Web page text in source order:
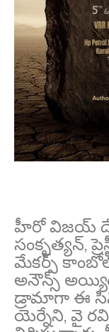
హీరో విజయ్
సంకృత్యన్,
మేకర్స్ కాంబోలో
అనౌన్స్
డ్రామాగా ఈ
యెర్నేని, వై